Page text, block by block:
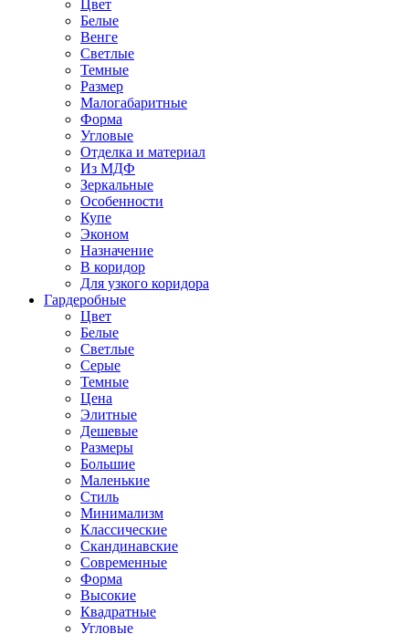
Цвет
Белые
Венге
Светлые
Темные
Размер
Малогабаритные
Форма
Угловые
Отделка и материал
Из МДФ
Зеркальные
Особенности
Купе
Эконом
Назначение
В коридор
Для узкого коридора
Гардеробные
Цвет
Белые
Светлые
Серые
Темные
Цена
Элитные
Дешевые
Размеры
Большие
Маленькие
Стиль
Минимализм
Классические
Скандинавские
Современные
Форма
Высокие
Квадратные
Угловые